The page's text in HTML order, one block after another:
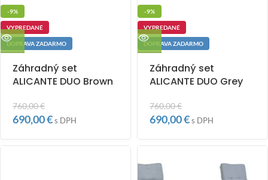
-9%
VYPREDANÉ
DOPRAVA ZADARMO
Záhradný set
ALICANTE DUO Brown
760,00€
690,00€s DPH
-9%
VYPREDANÉ
DOPRAVA ZADARMO
Záhradný set
ALICANTE DUO Grey
760,00€
690,00€s DPH